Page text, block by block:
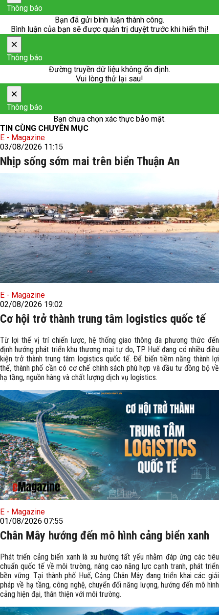
Thông báo
Bạn đã gửi bình luận thành công.
Bình luận của bạn sẽ được quản trị duyệt trước khi hiển thị!
×
Thông báo
Đường truyền dữ liệu không ổn định.
Vui lòng thử lại sau!
×
Thông báo
Bạn chưa chọn xác thực bảo mật.
TIN CÙNG CHUYÊN MỤC
E - Magazine
03/08/2026 11:15
Nhịp sống sớm mai trên biển Thuận An
E - Magazine
02/08/2026 19:02
Cơ hội trở thành trung tâm logistics quốc tế
Từ lợi thế vị trí chiến lược, hệ thống giao thông đa phương thức đến
định hướng phát triển khu thương mại tự do, TP. Huế đang có nhiều điều
kiện trở thành trung tâm logistics quốc tế. Để biến tiềm năng thành lợi
thế, thành phố cần có cơ chế chính sách phù hợp và đầu tư đồng bộ về
hạ tầng, nguồn hàng và chất lượng dịch vụ logistics.
E - Magazine
01/08/2026 07:55
Chân Mây hướng đến mô hình cảng biển xanh
Phát triển cảng biển xanh là xu hướng tất yếu nhằm đáp ứng các tiêu
chuẩn quốc tế về môi trường, nâng cao năng lực cạnh tranh, phát triển
bền vững. Tại thành phố Huế, Cảng Chân Mây đang triển khai các giải
pháp về hạ tầng, công nghệ, chuyển đổi năng lượng, hướng đến mô hình
cảng hiện đại, thân thiện với môi trường.